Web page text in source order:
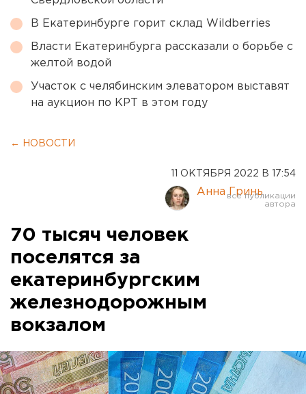
В Екатеринбурге горит склад Wildberries
Власти Екатеринбурга рассказали о борьбе с
желтой водой
Участок с челябинским элеватором выставят
на аукцион по КРТ в этом году
← НОВОСТИ
11 ОКТЯБРЯ 2022 В 17:54
Анна Гринь
70 тысяч человек
поселятся за
екатеринбургским
железнодорожным
вокзалом